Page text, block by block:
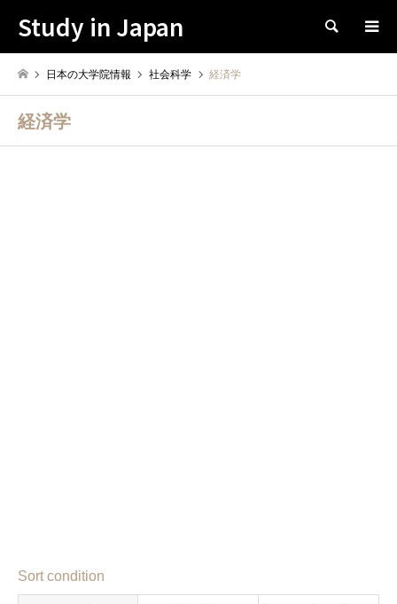
Study in Japan Search
日本の大学院情報 社会科学 経済学
経済学
Sort condition